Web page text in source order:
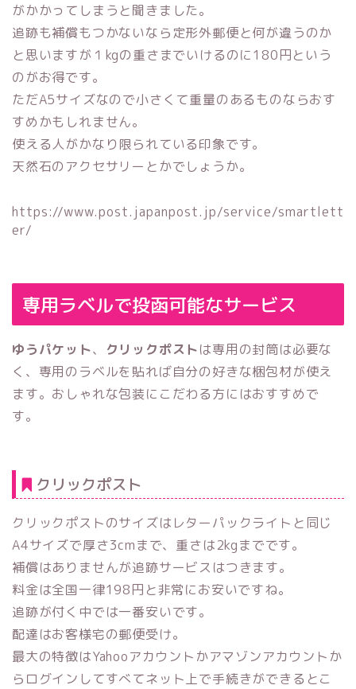
がかかってしまうと聞きました。
追跡も補償もつかないなら定形外郵便と何が違うのか
と思いますが１kgの重さまでいけるのに180円という
のがお得です。
ただA5サイズなので小さくて重量のあるものならおす
すめかもしれません。
使える人がかなり限られている印象です。
天然石のアクセサリーとかでしょうか。
https://www.post.japanpost.jp/service/smartlett
er/
専用ラベルで投函可能なサービス
ゆうパケット、 クリックポストは専用の封筒は必要な
く、専用のラベルを貼れば自分の好きな梱包材が使え
ます。おしゃれな包装にこだわる方にはおすすめで
す。
クリックポスト
クリックポストのサイズはレターパックライトと同じ
A4サイズで厚さ3cmまで、重さは2kgまでです。
補償はありませんが追跡サービスはつきます。
料金は全国一律198円と非常にお安いですね。
追跡が付く中では一番安いです。
配達はお客様宅の郵便受け。
最大の特徴はYahooアカウントかアマゾンアカウントか
らログインしてすべてネット上で手続きができるとこ